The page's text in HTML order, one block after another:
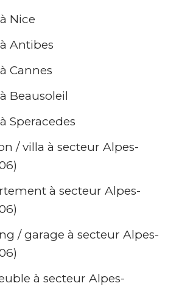
Nice
Antibes
Cannes
Beausoleil
Speracedes
/ villa à secteur Alpes-
à secteur Alpes-
/ garage à secteur Alpes-
à secteur Alpes-